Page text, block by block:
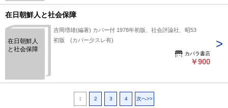
在日朝鮮人と社会保障
在日朝鮮人
と社会保障
吉岡増雄(編著) カバー付 1978年初版、社会評論社、昭53
初版 (カバー少スレ有)
カバラ書店
￥900
1 2 3 4 次へ>>